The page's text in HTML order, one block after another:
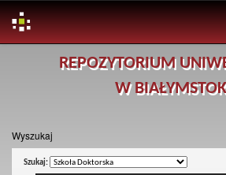
REPOZYTORIUM
W
Wyszukaj
Szukaj: